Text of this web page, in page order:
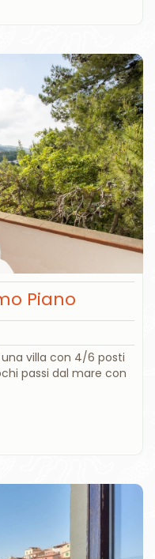
Piano
villa con 4/6 posti
passi dal mare con